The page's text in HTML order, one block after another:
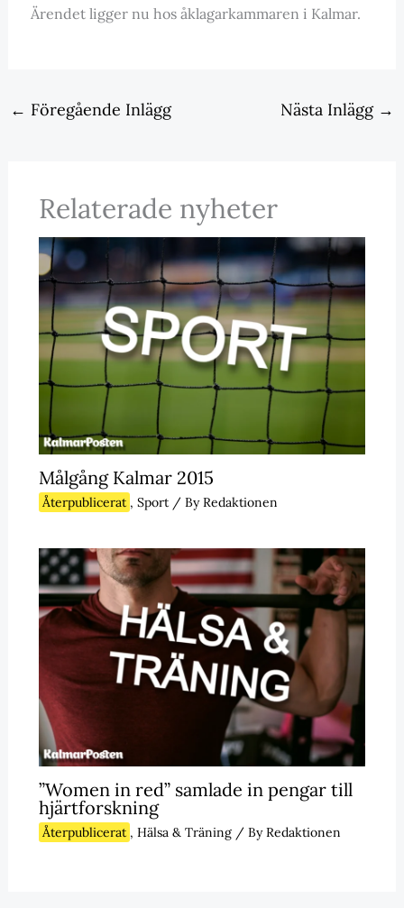
Ärendet ligger nu hos åklagarkammaren i Kalmar.
← Föregående Inlägg Nästa Inlägg →
Relaterade nyheter
Målgång Kalmar 2015
Återpublicerat , Sport/ ByRedaktionen
”Women in red” samlade in pengar till
hjärtforskning
Återpublicerat , Hälsa & Träning/ ByRedaktionen